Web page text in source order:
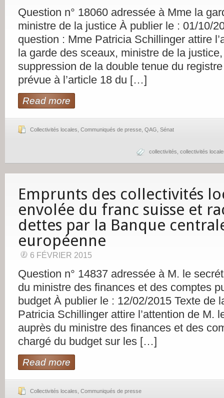
Question n° 18060 adressée à Mme la
ministre de la justice À publier le : 01/10/
question : Mme Patricia Schillinger attire
la garde des sceaux, ministre de la
suppression de la double tenue du registre
prévue à l’article 18 du […]
Read more
Collectivités locales Communiqués de presse QAG Sénat
collectivités collectivités
Emprunts des collectivités
envolée du franc suisse et
dettes par la Banque
européenne
6 FÉVRIER 2015
Question n° 14837 adressée à M. le
du ministre des finances et des comptes
budget À publier le : 12/02/2015 Texte de
Patricia Schillinger attire l’attention de M.
auprès du ministre des finances et des
chargé du budget sur les […]
Read more
Collectivités locales Communiqués de presse